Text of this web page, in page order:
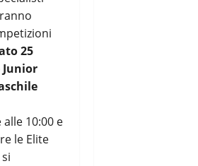
25
Junior
10:00 e
le Elite